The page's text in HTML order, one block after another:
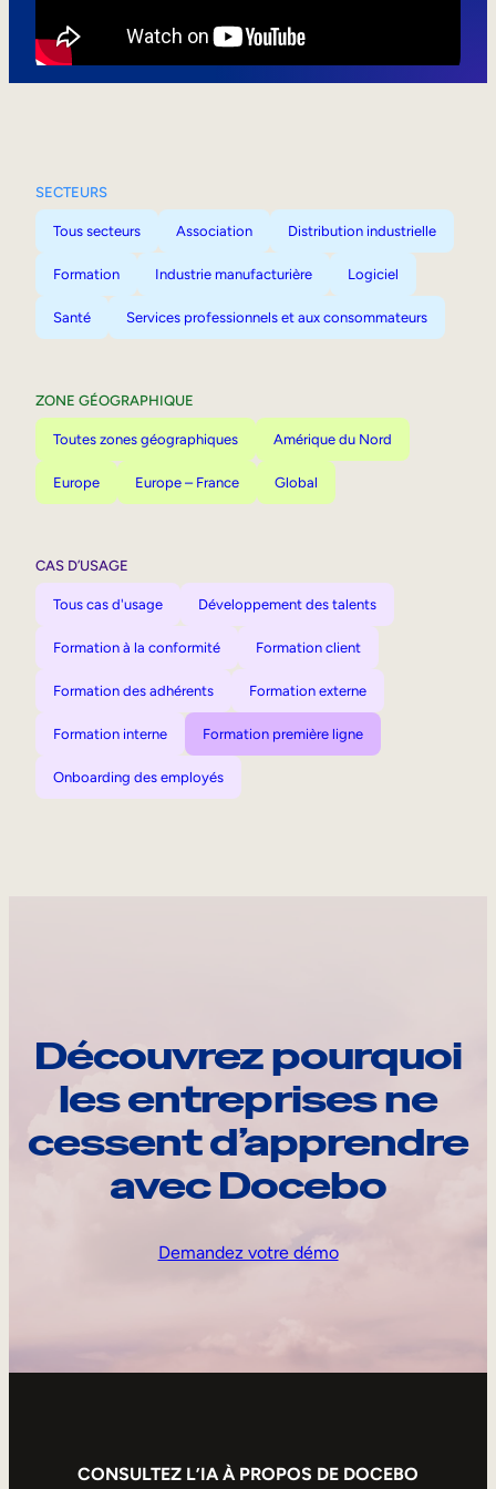
SECTEURS
Tous secteurs Association Distribution industrielle
Formation Industrie manufacturière Logiciel
Santé Services professionnels et aux consommateurs
ZONE GÉOGRAPHIQUE
Toutes zones géographiques Amérique du Nord
Europe Europe – France Global
CAS D’USAGE
Tous cas d'usage Développement des talents
Formation à la conformité Formation client
Formation des adhérents Formation externe
Formation interne Formation première ligne
Onboarding des employés
Découvrez pourquoi
les entreprises ne
cessent d’apprendre
avec Docebo
Demandez votre démo
CONSULTEZ L’IA À PROPOS DE DOCEBO